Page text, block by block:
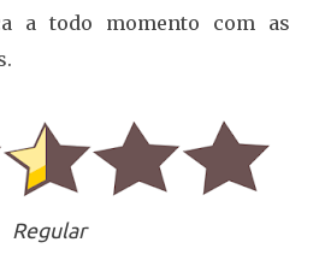
a todo momento com as
Regular